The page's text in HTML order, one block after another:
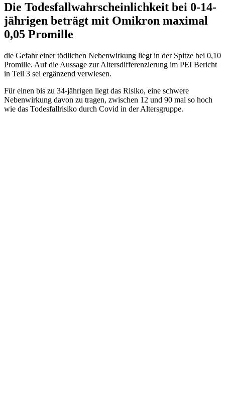
Die Todesfallwahrscheinlichkeit bei 0-14-
jährigen beträgt mit Omikron maximal
0,05 Promille
die Gefahr einer tödlichen Nebenwirkung liegt in der Spitze bei 0,10
Promille. Auf die Aussage zur Altersdifferenzierung im PEI Bericht
in Teil 3 sei ergänzend verwiesen.
Für einen bis zu 34-jährigen liegt das Risiko, eine schwere
Nebenwirkung davon zu tragen, zwischen 12 und 90 mal so hoch
wie das Todesfallrisiko durch Covid in der Altersgruppe.